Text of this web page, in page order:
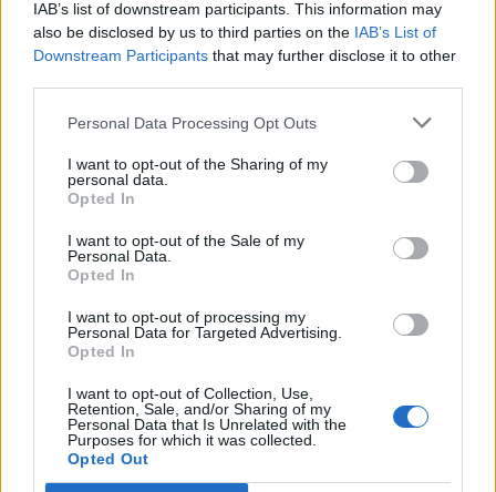
IAB’s list of downstream participants. This information may
also be disclosed by us to third parties on the IAB’s List of
Downstream Participants that may further disclose it to other
Personal Data Processing Opt Outs
I want to opt-out of the Sharing of my
personal data.
Opted In
I want to opt-out of the Sale of my
Personal Data.
Opted In
I want to opt-out of processing my
Personal Data for Targeted Advertising.
Opted In
I want to opt-out of Collection, Use,
Retention, Sale, and/or Sharing of my
Personal Data that Is Unrelated with the
Purposes for which it was collected.
Opted Out
Ferguson dévoilé
29 juillet 2026
Votre adresse e-mail ne sera pas publiée.
obligatoires sont indiqués avec*
COMMENTAIRE*